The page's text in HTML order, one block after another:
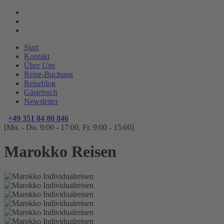
Start
Kontakt
Über Uns
Reise-Buchung
Reiseblog
Gästebuch
Newsletter
+49 351 84 80 846
[Mo. - Do. 9:00 - 17:00, Fr. 9:00 - 15:00]
Marokko Reisen